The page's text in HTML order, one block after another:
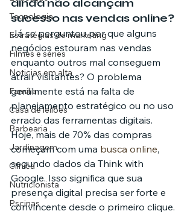
Tecnologia
Estratégias de marketing
Filmes e séries
Noticias em alta
Família
Casa de leilões
Barbearia
Jardinagem
Clínica
Nutricionista
Pscinas
ainda não alcançam
sucesso nas vendas online?
Já se perguntou por que alguns
negócios estouram nas vendas
enquanto outros mal conseguem
atrair visitantes? O problema
geralmente está na falta de
planejamento estratégico ou no uso
errado das ferramentas digitais.
Hoje, mais de 70% das compras
começam com uma busca online,
segundo dados da Think with
Google. Isso significa que sua
presença digital precisa ser forte e
convincente desde o primeiro clique.